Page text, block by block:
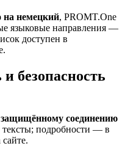
на немецкий, PROMT.One
языковые направления —
доступен в
безопасность
защищённому соединению
подробности — в
сайте.